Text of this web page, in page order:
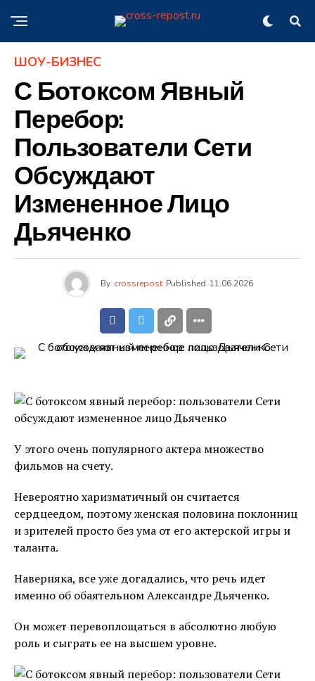
ШОУ-БИЗНЕС
С Ботоксом Явный
Перебор:
Пользователи Сети
Обсуждают
Измененное Лицо
Дьяченко
By crossrepost Published 11.06.2026
У этого очень популярного актера множество
фильмов на счету.
Невероятно харизматичный он считается
сердцеедом, поэтому женская половина поклонниц
и зрителей просто без ума от его актерской игры и
таланта.
Наверняка, все уже догадались, что речь идет
именно об обаятельном Александре Дьяченко.
Он может перевоплощаться в абсолютно любую
роль и сыграть ее на высшем уровне.